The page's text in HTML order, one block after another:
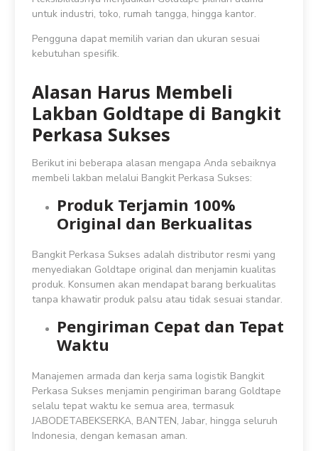
untuk industri, toko, rumah tangga, hingga kantor.
Pengguna dapat memilih varian dan ukuran sesuai
kebutuhan spesifik.
Alasan Harus Membeli
Lakban Goldtape di Bangkit
Perkasa Sukses
Berikut ini beberapa alasan mengapa Anda sebaiknya
membeli lakban melalui Bangkit Perkasa Sukses:
Produk Terjamin 100%
Original dan Berkualitas
Bangkit Perkasa Sukses adalah distributor resmi yang
menyediakan Goldtape original dan menjamin kualitas
produk. Konsumen akan mendapat barang berkualitas
tanpa khawatir produk palsu atau tidak sesuai standar.
Pengiriman Cepat dan Tepat
Waktu
Manajemen armada dan kerja sama logistik Bangkit
Perkasa Sukses menjamin pengiriman barang Goldtape
selalu tepat waktu ke semua area, termasuk
JABODETABEKSERKA, BANTEN, Jabar, hingga seluruh
Indonesia, dengan kemasan aman.